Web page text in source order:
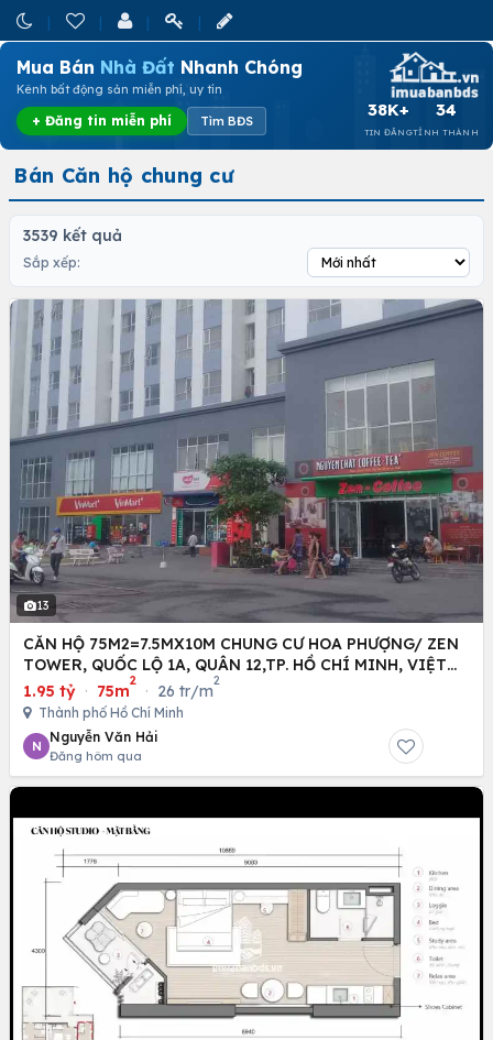
Mua Bán Nhà Đất Nhanh Chóng
Kênh bất động sản miễn phí, uy tín
+ Đăng tin miễn phí Tìm BĐS
38K+
TIN ĐĂNG
34
TỈNH THÀNH
Bán Căn hộ chung cư
3539 kết quả
Sắp xếp:
13
CĂN HỘ 75M2=7.5MX10M CHUNG CƯ HOA PHƯỢNG/ ZEN
TOWER, QUỐC LỘ 1A, QUÂN 12,TP. HỒ CHÍ MINH, VIỆT
NAM
1.95 tỷ · 75m
2
· 26 tr/m
2
Thành phố Hồ Chí Minh
N
Nguyễn Văn Hải
Đăng hôm qua